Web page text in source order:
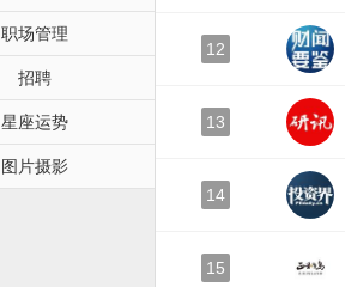
职场管理
招聘
星座运势
图片摄影
12
13
14
15